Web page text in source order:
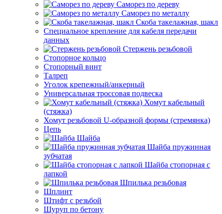
Саморез по дереву
Саморез по металлу
Скоба такелажная, шакл
Специальное крепление для кабеля передачи
данных
Стержень резьбовой
Стопорное кольцо
Стопорный винт
Талреп
Уголок крепежный/анкерный
Универсальная троссовая подвеска
Хомут кабельный
(стяжка)
Хомут резьбовой U-образной формы (стремянка)
Цепь
Шайба
Шайба пружинная
зубчатая
Шайба стопорная с
лапкой
Шпилька резьбовая
Шплинт
Штифт с резьбой
Шуруп по бетону